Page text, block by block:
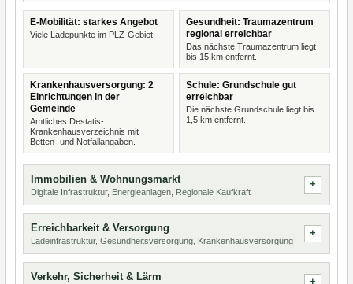
E-Mobilität: starkes Angebot
Viele Ladepunkte im PLZ-Gebiet.
Gesundheit: Traumazentrum
regional erreichbar
Das nächste Traumazentrum liegt
bis 15 km entfernt.
Krankenhausversorgung: 2
Einrichtungen in der
Gemeinde
Amtliches Destatis-
Krankenhausverzeichnis mit
Betten- und Notfallangaben.
Schule: Grundschule gut
erreichbar
Die nächste Grundschule liegt bis
1,5 km entfernt.
Immobilien & Wohnungsmarkt
Digitale Infrastruktur, Energieanlagen, Regionale Kaufkraft
Erreichbarkeit & Versorgung
Ladeinfrastruktur, Gesundheitsversorgung, Krankenhausversorgung
Verkehr, Sicherheit & Lärm